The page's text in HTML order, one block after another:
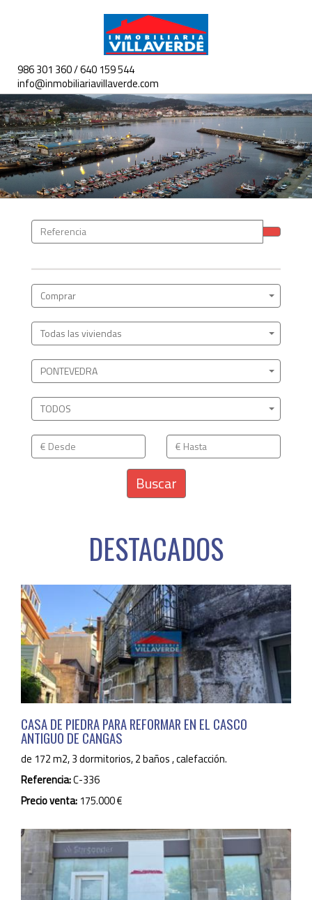
986 301 360 / 640 159 544
info@inmobiliariavillaverde.com
Comprar
Todas las viviendas
PONTEVEDRA
TODOS
Buscar
DESTACADOS
CASA DE PIEDRA PARA REFORMAR EN EL CASCO
ANTIGUO DE CANGAS
de 172 m2, 3 dormitorios, 2 baños , calefacción.
Referencia:C-336
Precio venta: 175.000 €